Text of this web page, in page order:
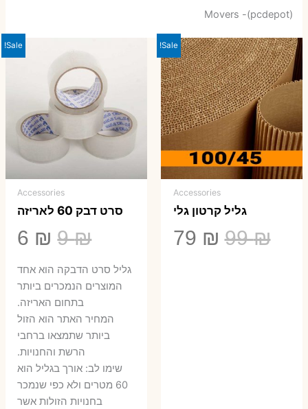
Movers -(pcdepot)
Sale!
Accessories
גליל קרטון גלי
99₪
המחיר
79 ₪
הנוכחי
Sale!
Accessories
סרט דבק 60 לאריזה
9₪
היה:
9 ₪.
6 ₪
6 ₪.
גליל סרט הדבקה הוא אחד
המוצרים הנמכרים ביותר
בתחום האריזה.
המחיר האתר הוא הזול
ביותר שתמצאו ברחבי
הרשת והחנויות.
שימו לב: אורך בגליל הוא
60 מטרים ולא כפי שנמכר
בחנויות הזולות אשר